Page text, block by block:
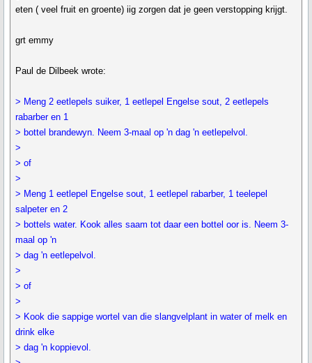
eten ( veel fruit en groente) iig zorgen dat je geen verstopping krijgt.
grt emmy
Paul de Dilbeek wrote:
> Meng 2 eetlepels suiker, 1 eetlepel Engelse sout, 2 eetlepels
rabarber en 1
> bottel brandewyn. Neem 3-maal op 'n dag 'n eetlepelvol.
>
> of
>
> Meng 1 eetlepel Engelse sout, 1 eetlepel rabarber, 1 teelepel
salpeter en 2
> bottels water. Kook alles saam tot daar een bottel oor is. Neem 3-
maal op 'n
> dag 'n eetlepelvol.
>
> of
>
> Kook die sappige wortel van die slangvelplant in water of melk en
drink elke
> dag 'n koppievol.